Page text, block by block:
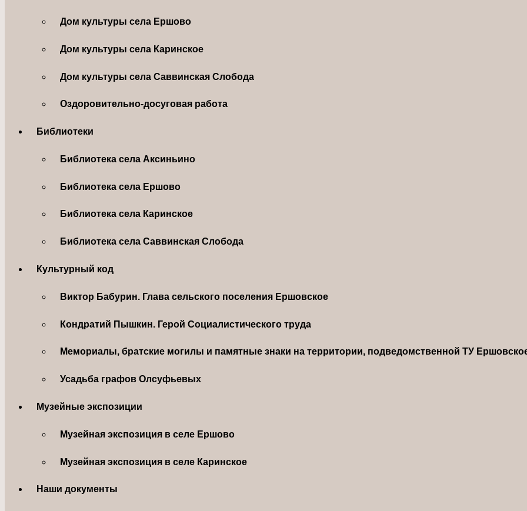
Дом культуры села Ершово
Дом культуры села Каринское
Дом культуры села Саввинская Слобода
Оздоровительно-досуговая работа
Библиотеки
Библиотека села Аксиньино
Библиотека села Ершово
Библиотека села Каринское
Библиотека села Саввинская Слобода
Культурный код
Виктор Бабурин. Глава сельского поселения Ершовское
Кондратий Пышкин. Герой Социалистического труда
Мемориалы, братские могилы и памятные знаки на территории, подведомственной ТУ
Усадьба графов Олсуфьевых
Музейные экспозиции
Музейная экспозиция в селе Ершово
Музейная экспозиция в селе Каринское
Наши документы